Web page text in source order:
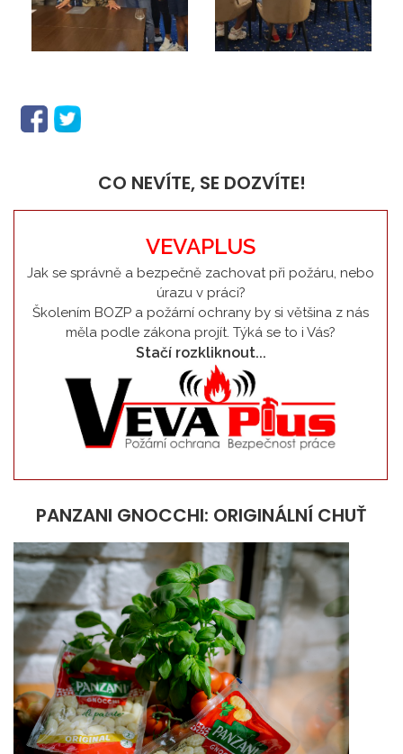
CO NEVÍTE, SE DOZVÍTE!
VEVAPLUS
Jak se správně a bezpečně zachovat při požáru, nebo
úrazu v práci?
Školením BOZP a požární ochrany by si většina z nás
měla podle zákona projít. Týká se to i Vás?
Stačí rozkliknout...
PANZANI GNOCCHI: ORIGINÁLNÍ CHUŤ